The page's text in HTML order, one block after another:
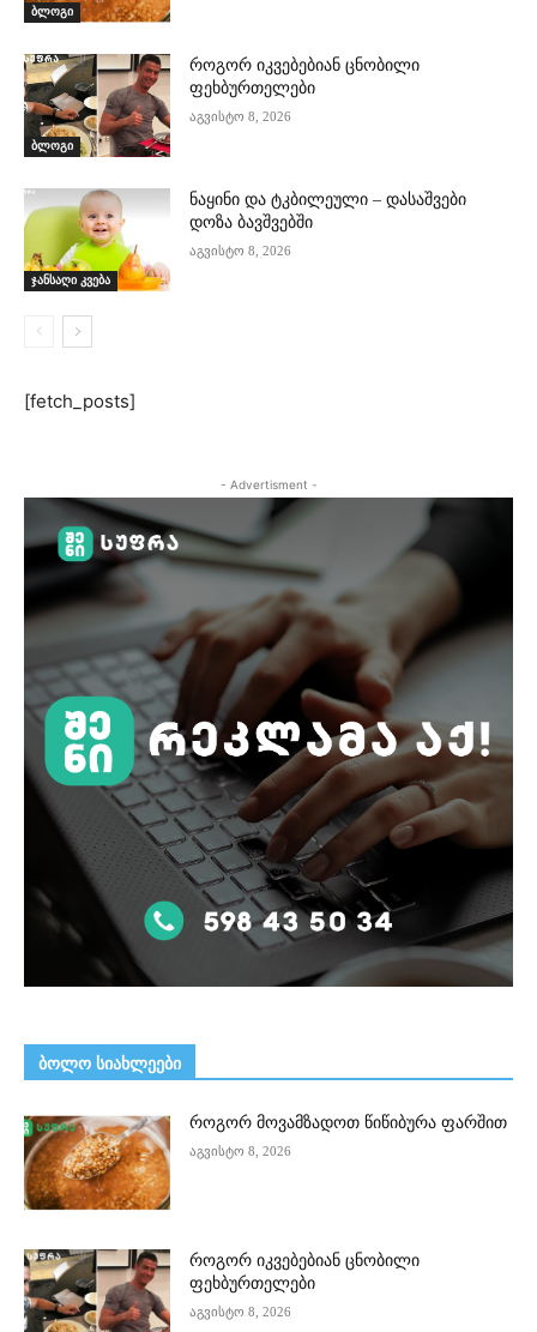
ბლოგი
ბლოგი
როგორ იკვებებიან ცნობილი
ფეხბურთელები
აგვისტო 8, 2026
ჯანსაღი კვება
ნაყინი და ტკბილეული – დასაშვები
დოზა ბავშვებში
აგვისტო 8, 2026
[fetch_posts]
- Advertisment -
ᲑᲝᲚᲝ ᲡᲘᲐᲮᲚᲔᲔᲑᲘ
როგორ მოვამზადოთ წიწიბურა ფარშით
აგვისტო 8, 2026
როგორ იკვებებიან ცნობილი
ფეხბურთელები
აგვისტო 8, 2026